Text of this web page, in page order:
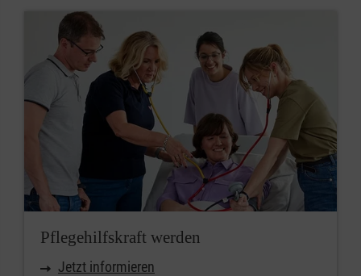
Pflegehilfskraft werden
Jetzt informieren